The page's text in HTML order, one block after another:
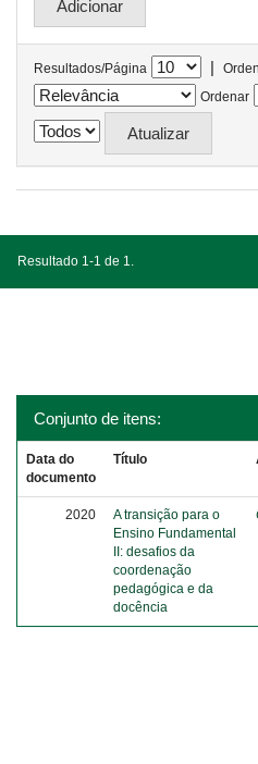
Resultados/Página |
Ordenar
Resultado 1-1 de 1.
Conjunto de itens:
Data do
documento
Título
2020
A transição para o
Ensino Fundamental
II: desafios da
coordenação
pedagógica e da
docência